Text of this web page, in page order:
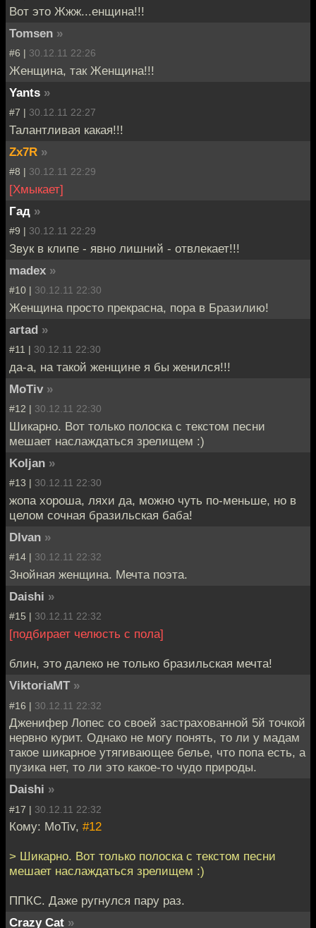
Вот это Жжж...енщина!!!
Tomsen »
#6 | 30.12.11 22:26
Женщина, так Женщина!!!
Yants »
#7 | 30.12.11 22:27
Талантливая какая!!!
Zx7R »
#8 | 30.12.11 22:29
[Хмыкает]
Гад »
#9 | 30.12.11 22:29
Звук в клипе - явно лишний - отвлекает!!!
madex »
#10 | 30.12.11 22:30
Женщина просто прекрасна, пора в Бразилию!
artad »
#11 | 30.12.11 22:30
да-а, на такой женщине я бы женился!!!
MoTiv »
#12 | 30.12.11 22:30
Шикарно. Вот только полоска с текстом песни
мешает наслаждаться зрелищем :)
Koljan »
#13 | 30.12.11 22:30
жопа хороша, ляхи да, можно чуть по-меньше, но в
целом сочная бразильская баба!
DIvan »
#14 | 30.12.11 22:32
Знойная женщина. Мечта поэта.
Daishi »
#15 | 30.12.11 22:32
[подбирает челюсть с пола]
блин, это далеко не только бразильская мечта!
ViktoriaMT »
#16 | 30.12.11 22:32
Дженифер Лопес со своей застрахованной 5й точкой
нервно курит. Однако не могу понять, то ли у мадам
такое шикарное утягивающее белье, что попа есть, а
пузика нет, то ли это какое-то чудо природы.
Daishi »
#17 | 30.12.11 22:32
Кому: MoTiv, #12
> Шикарно. Вот только полоска с текстом песни
мешает наслаждаться зрелищем :)
ППКС. Даже ругнулся пару раз.
Crazy Cat »